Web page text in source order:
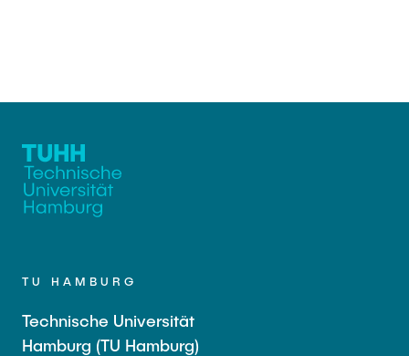
TU HAMBURG
Technische Universität
Hamburg (TU Hamburg)